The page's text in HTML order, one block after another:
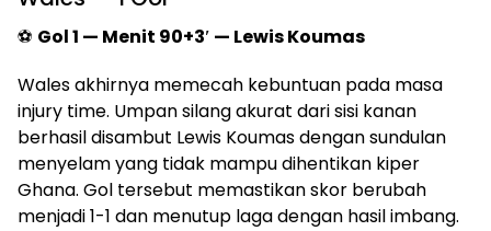
⚽ Gol 1 — Menit 90+3′ — Lewis Koumas
Wales akhirnya memecah kebuntuan pada masa
injury time. Umpan silang akurat dari sisi kanan
berhasil disambut Lewis Koumas dengan sundulan
menyelam yang tidak mampu dihentikan kiper
Ghana. Gol tersebut memastikan skor berubah
menjadi 1-1 dan menutup laga dengan hasil imbang.